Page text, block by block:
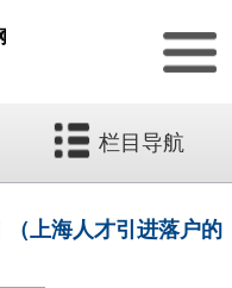
栏目导航
上海人才引进落户的